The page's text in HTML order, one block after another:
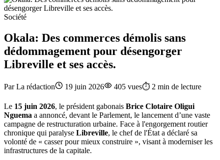
Société
Okala: Des commerces démolis sans
dédommagement pour désengorger
Libreville et ses accès.
ParLa rédaction 19 juin 2026 405 vues⏱️ 2 min de lecture
Le 15 juin 2026, le président gabonais Brice Clotaire Oligui
Nguema a annoncé, devant le Parlement, le lancement d’une vaste
campagne de restructuration urbaine. Face à l'engorgement routier
chronique qui paralyse Libreville, le chef de l'État a déclaré sa
volonté de « casser pour mieux construire », visant à moderniser les
infrastructures de la capitale.